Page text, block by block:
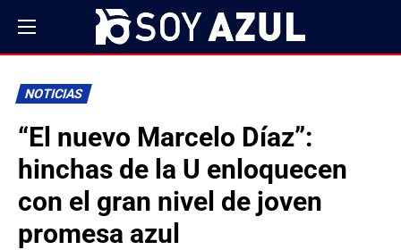
NOTICIAS
“El nuevo Marcelo Díaz”:
hinchas de la U enloquecen
con el gran nivel de joven
promesa azul